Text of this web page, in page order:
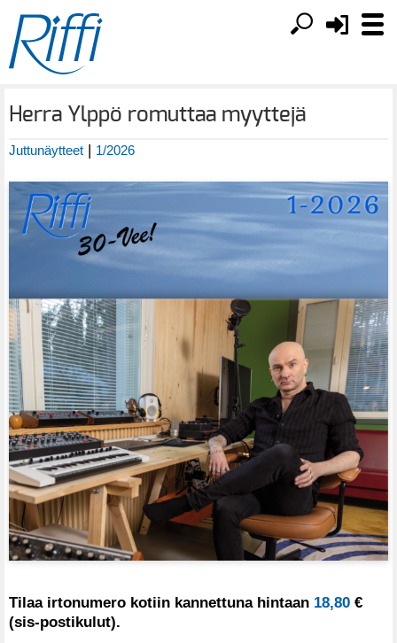
Herra Ylppö romuttaa myyttejä
Juttunäytteet | 1/2026
Tilaa irtonumero kotiin kannettuna hintaan 18,80 €
(sis-postikulut).